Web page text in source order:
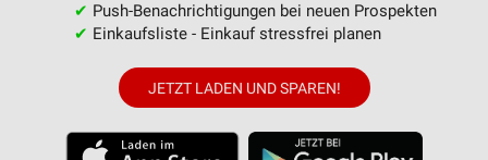
✔ Push-Benachrichtigungen bei neuen Prospekten
✔ Einkaufsliste - Einkauf stressfrei planen
JETZT LADEN UND SPAREN!